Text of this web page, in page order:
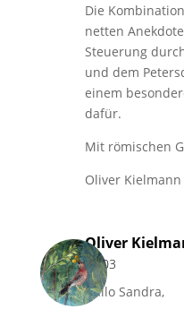
Die
netten
Steuerung
und dem
einem
dafür.
Mit römischen
Oliver Kielmann
Oliver
18:03
Hallo Sandra,